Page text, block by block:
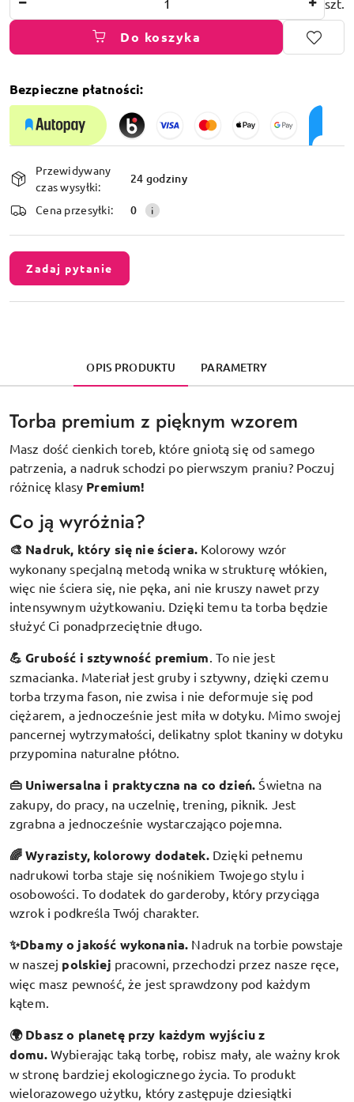
szt.
Do koszyka
Bezpieczne płatności:
Dostępność
i
dostawa
Przewidywany
czas wysyłki:
24 godziny
Cena przesyłki: 0
Zadaj pytanie
OPIS PRODUKTU PARAMETRY
Torba premium z pięknym wzorem
Masz dość cienkich toreb, które gniotą się od samego
patrzenia, a nadruk schodzi po pierwszym praniu? Poczuj
różnicę klasy Premium!
Co ją wyróżnia?
🎨 Nadruk, który się nie ściera. Kolorowy wzór
wykonany specjalną metodą wnika w strukturę włókien,
więc nie ściera się, nie pęka, ani nie kruszy nawet przy
intensywnym użytkowaniu. Dzięki temu ta torba będzie
służyć Ci ponadprzeciętnie długo.
💪 Grubość i sztywność premium To nie jest
szmacianka. Materiał jest gruby i sztywny, dzięki czemu
torba trzyma fason, nie zwisa i nie deformuje się pod
ciężarem, a jednocześnie jest miła w dotyku. Mimo swojej
pancernej wytrzymałości, delikatny splot tkaniny w dotyku
przypomina naturalne płótno.
👜 Uniwersalna i praktyczna na co dzień. Świetna na
zakupy, do pracy, na uczelnię, trening, piknik. Jest
zgrabna a jednocześnie wystarczająco pojemna.
🌈 Wyrazisty, kolorowy dodatek. Dzięki pełnemu
nadrukowi torba staje się nośnikiem Twojego stylu i
osobowości. To dodatek do garderoby, który przyciąga
wzrok i podkreśla Twój charakter.
✨Dbamy o jakość wykonania. Nadruk na torbie powstaje
w naszej polskiej pracowni, przechodzi przez nasze ręce,
więc masz pewność, że jest sprawdzony pod każdym
kątem.
🌍 Dbasz o planetę przy każdym wyjściu z
domu. Wybierając taką torbę, robisz mały, ale ważny krok
w stronę bardziej ekologicznego życia. To produkt
wielorazowego użytku, który zastępuje dziesiątki